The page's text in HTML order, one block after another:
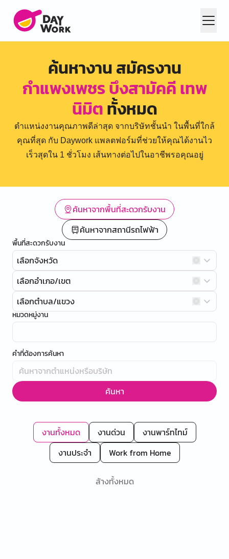
ค้นหางาน สมัครงาน
กำแพงเพชร บึงสามัคคี เทพ
นิมิตทั้งหมด
ตำแหน่งงานคุณภาพดีล่าสุด จากบริษัทชั้นนำ ในพื้นที่ใกล้
คุณที่สุด กับ Daywork แพลตฟอร์มที่ช่วยให้คุณได้งานไว
เร็วสุดใน 1 ชั่วโมง เส้นทางต่อไปในอาชีพรอคุณอยู่
ค้นหาจากพื้นที่สะดวกรับงาน
ค้นหาจากสถานีรถไฟฟ้า
พื้นที่สะดวกรับงาน
เลือกจังหวัด
เลือกอำเภอ/เขต
เลือกตำบล/แขวง
หมวดหมู่งาน
คำที่ต้องการค้นหา
ค้นหา
งานทั้งหมด งานด่วน
งานพาร์ทไทม์
งานประจำ
Work from Home
ล้างทั้งหมด